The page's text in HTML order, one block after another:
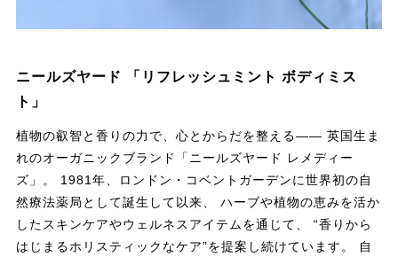
ニールズヤード 「リフレッシュミント ボディミス
ト」
植物の叡智と香りの力で、心とからだを整える—— 英国生ま
れのオーガニックブランド「ニールズヤード レメディー
ズ」。 1981年、ロンドン・コベントガーデンに世界初の自
然療法薬局として誕生して以来、 ハーブや植物の恵みを活か
したスキンケアやウェルネスアイテムを通じて、 “香りから
はじまるホリスティックなケア”を提案し続けています。 自